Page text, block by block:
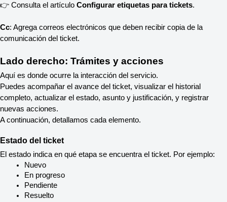
👉 Consulta el artículo Configurar etiquetas para tickets.
Cc: Agrega correos electrónicos que deben recibir copia de la
comunicación del ticket.
Lado derecho: Trámites y acciones
Aquí es donde ocurre la interacción del servicio.
Puedes acompañar el avance del ticket, visualizar el historial
completo, actualizar el estado, asunto y justificación, y registrar
nuevas acciones.
A continuación, detallamos cada elemento.
Estado del ticket
El estado indica en qué etapa se encuentra el ticket. Por ejemplo:
Nuevo
En progreso
Pendiente
Resuelto